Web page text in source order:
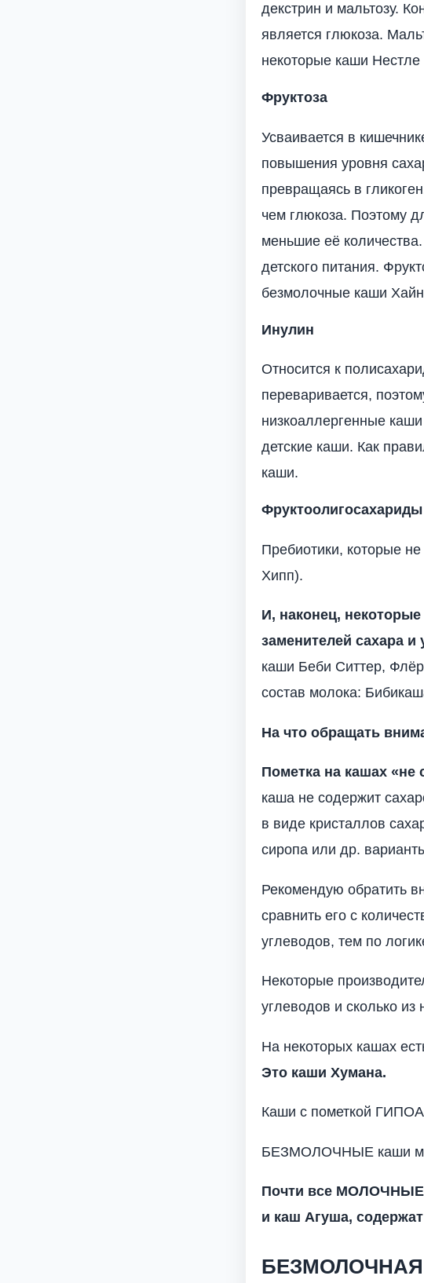
декстрин и мальтозу.
является глюкоза.
некоторые каши Нестле
Фруктоза
Усваивается в
повышения уровня
превращаясь в
чем глюкоза. Поэтому
меньшие её
детского питания.
безмолочные каши
Инулин
Относится к
переваривается,
низкоаллергенные
детские каши. Как
каши.
Пребиотики, которые
Хипп).
И, наконец,
заменителей сахара и
каши Беби Ситтер,
состав молока:
На что обращать
Пометка на кашах «не
каша не содержит
в виде кристаллов
сиропа или др.
Рекомендую обратить
сравнить его с
углеводов, тем по
Некоторые
углеводов и сколько
На некоторых кашах
Это каши Хумана.
Каши с пометкой
БЕЗМОЛОЧНЫЕ каши
Почти все МОЛОЧНЫЕ
и каш Агуша, содержат
БЕЗМОЛОЧНАЯ